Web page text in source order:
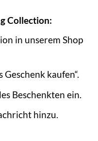
Collection:
in unserem Shop
kaufen“.
Beschenkten ein.
hinzu.